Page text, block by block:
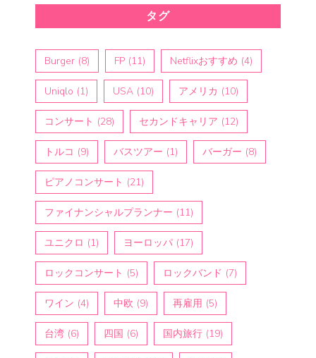
タグ
Burger (8) FP (11) Netflixおすすめ (4)
Uniqlo (1) USA (10) アメリカ (10)
コンサート (28) セカンドキャリア (12)
トルコ (9) バスツアー (1) バーガー (8)
ピアノコンサート (21)
ファイナンシャルプランナー (11)
ユニクロ (1) ヨーロッパ (17)
ロックコンサート (5) ロックバンド (7)
ワイン (4) 中欧 (9) 再雇用 (5)
台湾 (6) 四国 (6) 国内旅行 (19)